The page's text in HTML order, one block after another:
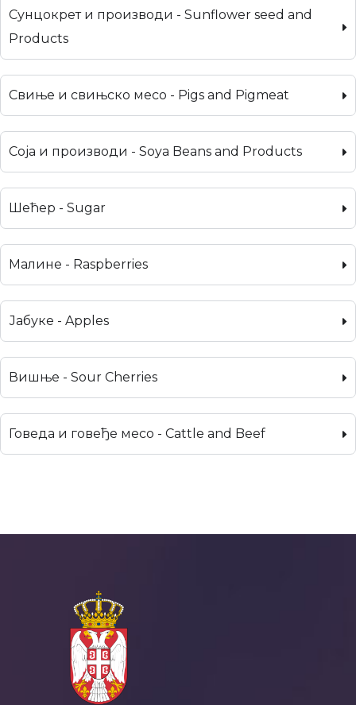
Сунцокрет и производи - Sunflower seed and
Products
Свиње и свињско месо - Pigs and Pigmeat
Соја и производи - Soya Beans and Products
Шећер - Sugar
Малине - Raspberries
Јабуке - Apples
Вишње - Sour Cherries
Говеда и говеђе месо - Cattle and Beef